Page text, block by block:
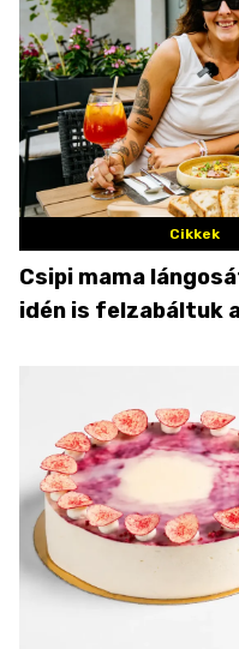
Cikkek
Csipi mama
idén is felzabáltuk